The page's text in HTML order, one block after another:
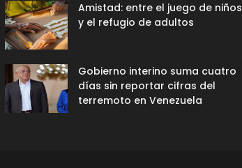
Amistad: entre el juego de niños
y el refugio de adultos
Gobierno interino suma cuatro
días sin reportar cifras del
terremoto en Venezuela